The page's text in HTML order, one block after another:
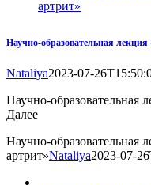
артрит»
Научно-образовательная
Nataliya2023-07-
Научно-образовательная
Далее
Научно-образовательная
артрит»Nataliya2023-07-